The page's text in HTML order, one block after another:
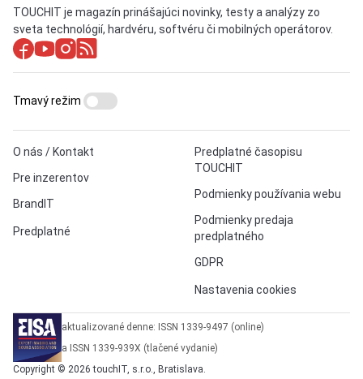
TOUCHIT je magazín prinášajúci novinky, testy a analýzy zo
sveta technológií, hardvéru, softvéru či mobilných operátorov.
O nás / Kontakt
Pre inzerentov
BrandIT
Predplatné
Predplatné časopisu
TOUCHIT
Podmienky používania webu
Podmienky predaja
predplatného
GDPR
Nastavenia cookies
Tmavý režim
aktualizované denne: ISSN 1339-9497 (online)
a ISSN 1339-939X (tlačené vydanie)
Copyright © 2026 touchIT, s.r.o., Bratislava.